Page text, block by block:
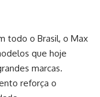
todo o Brasil, o Max
que hoje
marcas.
reforça o